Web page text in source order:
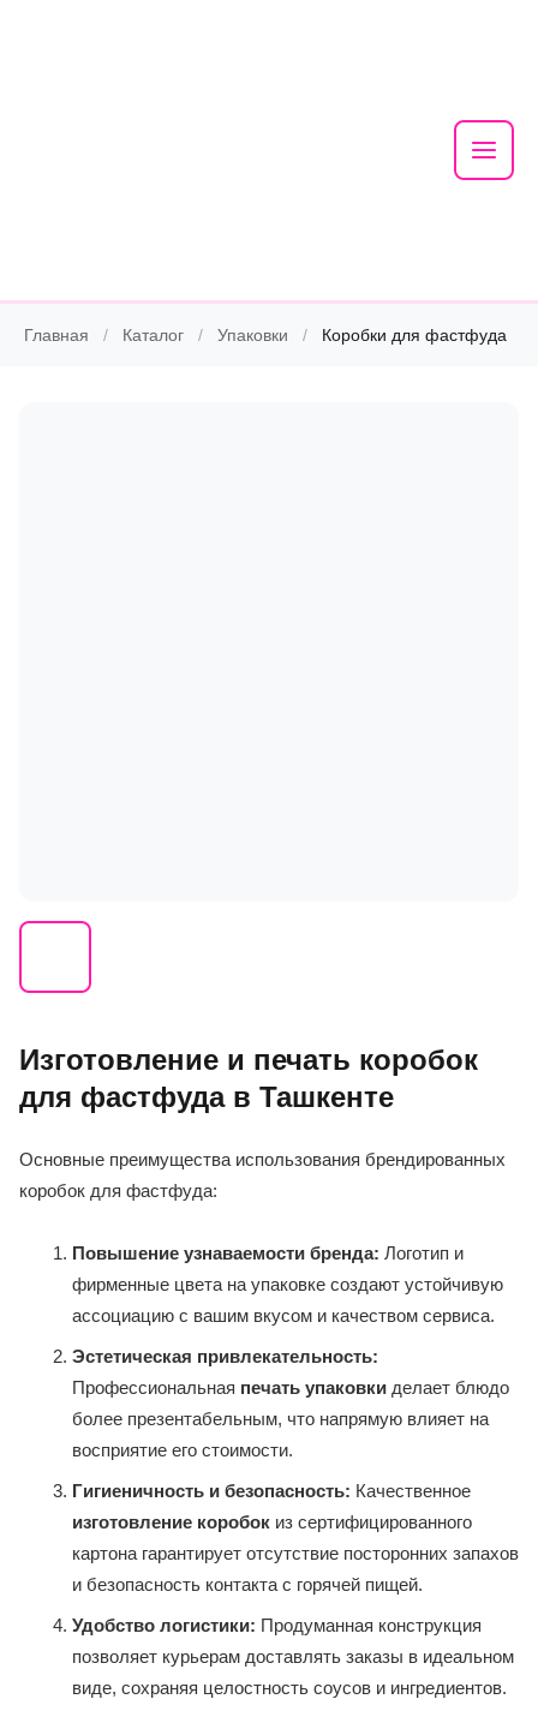
Main
Главная / Каталог / Упаковки / Коробки для фастфуда
Изготовление и печать коробок
для фастфуда в Ташкенте
Основные преимущества использования брендированных
коробок для фастфуда:
Повышение узнаваемости бренда: Логотип и
фирменные цвета на упаковке создают устойчивую
ассоциацию с вашим вкусом и качеством сервиса.
Эстетическая привлекательность:
Профессиональная печать упаковкиделает блюдо
более презентабельным, что напрямую влияет на
восприятие его стоимости.
Гигиеничность и безопасность: Качественное
изготовление коробокиз сертифицированного
картона гарантирует отсутствие посторонних запахов
и безопасность контакта с горячей пищей.
Удобство логистики: Продуманная конструкция
позволяет курьерам доставлять заказы в идеальном
виде, сохраняя целостность соусов и ингредиентов.